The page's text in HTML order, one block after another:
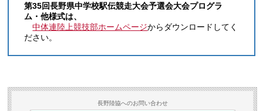
第35回長野県中学校駅伝競走大会予選会大会プログラ
ム・他様式は、
中体連陸上競技部ホームページからダウンロードしてく
ださい。
長野陸協へのお問い合わせ